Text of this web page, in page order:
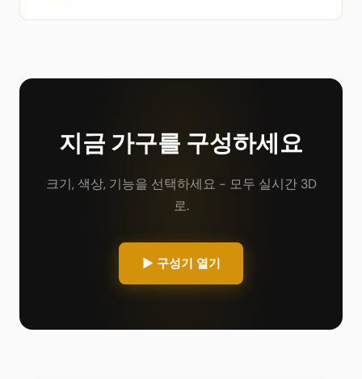
지금 가구를 구성하세요
크기, 색상, 기능을 선택하세요 - 모두 실시간 3D
로.
▶ 구성기 열기